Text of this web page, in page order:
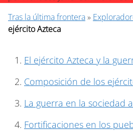
Tras la última frontera»
ejército Azteca
El ejército Azteca y la
Composición de los
La guerra en la sociedad
Fortificaciones en los